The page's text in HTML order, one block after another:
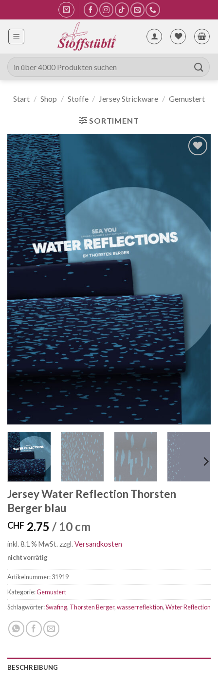
Inhalt
springen
Suche
nach:
Start / Shop / Stoffe / Jersey Strickware / Gemustert
SORTIMENT
Jersey Water Reflection Thorsten
Berger blau
CHF 2.75 / 10 cm
inkl. 8.1 % MwSt. zzgl.Versandkosten
nicht vorrätig
Artikelnummer:31919
Kategorie:Gemustert
Schlagwörter:Swafing, Thorsten Berger,wasserreflektion,Water Reflection
BESCHREIBUNG